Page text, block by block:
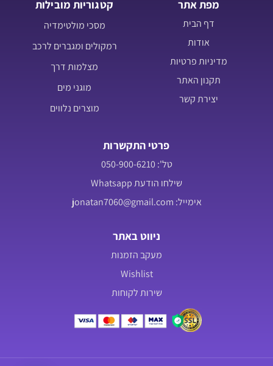
מפת אתר
דף הבית
אודות
מדיניות פרטיות
תקנון האתר
יצירת קשר
קטגוריות מובילות
מסכי מולטימדיה
רמקולים ומגברים לרכב
מצלמות דרך
מוגני מים
מוצרים נלווים
פרטי התקשרות
טל': 050-900-6210
שילחו הודעת Whatsapp
אימייל: jonatan7060@gmail.com
ניווט באתר
מעקב הזמנות
Wishlist
שירות לקוחות